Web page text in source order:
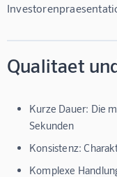
Qualitaet
Kurze Dauer: Die
Sekunden
Konsistenz:
Komplexe